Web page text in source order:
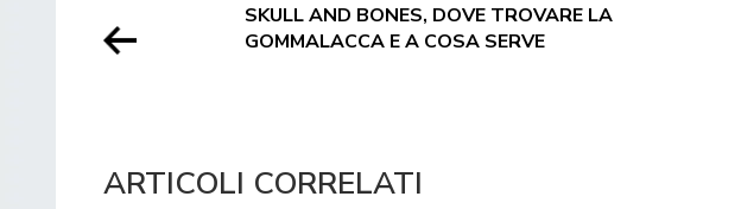
SKULL AND BONES, DOVE TROVARE LA
GOMMALACCA E A COSA SERVE
ARTICOLI CORRELATI